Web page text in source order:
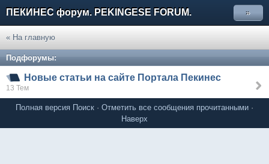
ПЕКИНЕС форум. PEKINGESE FORUM. »
« На главную
Подфорумы:
Новые статьи на сайте Портала Пекинес
13 Тем
Полная версия Поиск · Отметить все сообщения прочитанными ·
Наверх